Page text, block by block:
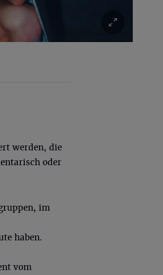
werden, die
oder
im
haben.
vom